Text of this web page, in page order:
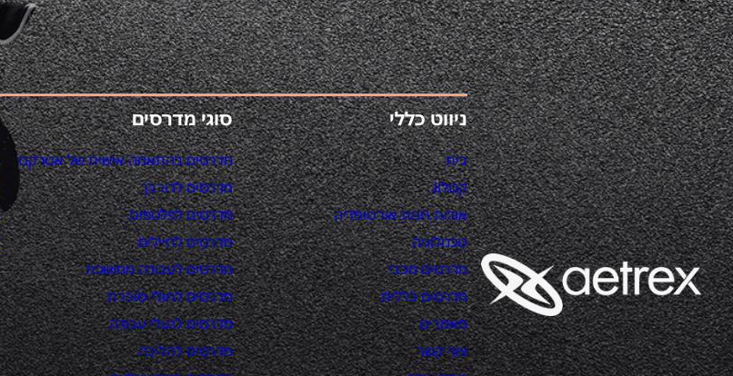
ניווט כללי
בית
קטלוג
אודות חנות אורטופדיה
טכנולוגיה
מדרסים מכבי
מדרסים כללית
מאמרים
צור קשר
סוגי מדרסים
מדרסים בהתאמה אישית של אטרקס
מדרסים לדורבן
מדרסים לפלטפוס
מדרסים לחיילים
מדרסים לעבודה ממושכת
מדרסים לחולי סוכרת
מדרסים לנעלי עבודה
מדרסים להליכה